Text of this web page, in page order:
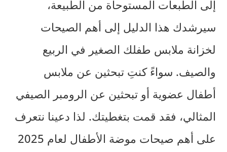
إلى الطبعات المستوحاة من الطبيعة،
سيرشدك هذا الدليل إلى أهم الصيحات
لخزانة ملابس طفلك الصغير في الربيع
والصيف. سواءً كنتِ تبحثين عن ملابس
أطفال عضوية أو تبحثين عن الرومبر الصيفي
المثالي، فقد قمت بتغطيتك. لذا دعينا نتعرف
على أهم صيحات موضة الأطفال لعام 2025